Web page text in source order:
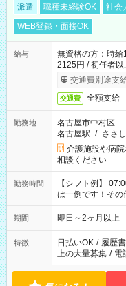
派遣 職種未経験OK 社会
WEB登録・面接OK
給与
無資格の方：時
2125円 / 初任者
交通費別途支
交通費 全額支給
勤務地
名古屋市中村区
名古屋駅 / ささ
介護施設や病
相談ください
勤務時間
【シフト例】
は一例です！その
期間 即日～2ヶ月以上
特徴 日払いOK / 履歴
上の大量募集 / 電